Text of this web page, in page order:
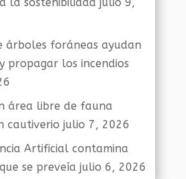
árboles foráneas ayudan
propagar los incendios
área libre de fauna
cautiverio julio 7, 2026
Artificial contamina
se preveía julio 6, 2026